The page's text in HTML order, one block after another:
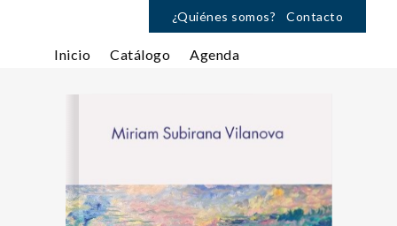
¿Quiénes somos? Contacto
Inicio Catálogo Agenda